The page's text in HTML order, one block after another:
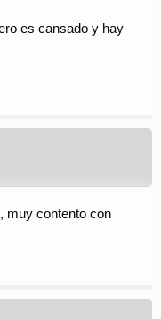
es cansado y hay
muy contento con